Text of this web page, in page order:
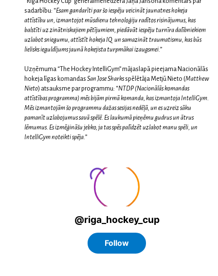
sadarbību: “Esam gandarīti par šo iespēju veicināt jaunatnes hokeja
attīstību un, izmantojot mūsdienu tehnoloģiju radītos risinājumus, kas
balstīti uz zinātniskajiem pētījumiem, piedāvāt iespēju turnīra dalībniekiem
uzlabot sniegumu, attīstīt hokeja IQ un samazināt traumatismu, kas būs
lielisks ieguldījums jaunā hokejista turpmākai izaugsmei.”
Uzņēmuma “The Hockey IntelliGym” mājaslapā pieejama Nacionālās
hokeja līgas komandas San Jose Sharksspēlētāja Metjū Nieto (Matthew
Nieto) atsauksme par programmu: “NTDP (Nacionālās komandas
attīstības programma) mēs bijām pirmā komanda, kas izmantoja IntelliGym.
Mēs izmantojām šo programmu dažas sesijas nedēļā, un es uzreiz sāku
pamanīt uzlabojumus savā spēlē. Es laukumā pieņēmu gudrus un ātrus
lēmumus. Es izmēģināšu jebko, ja tas spēs palīdzēt uzlabot manu spēli, un
IntelliGym noteikti spēja.”